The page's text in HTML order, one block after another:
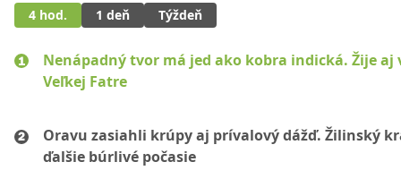
4 hod. 1 deň Týždeň
Nenápadný tvor má jed ako kobra indická. Žije aj
Veľkej Fatre
Oravu zasiahli krúpy aj prívalový dážď. Žilinský
ďalšie búrlivé počasie